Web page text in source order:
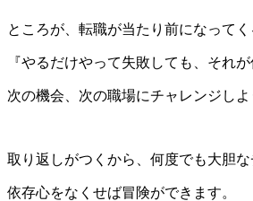
ところが、転職が当たり前になってく
『やるだけやって失敗しても、それ
次の機会、次の職場にチャレンジし
取り返しがつくから、何度でも大胆な
依存心をなくせば冒険ができます。